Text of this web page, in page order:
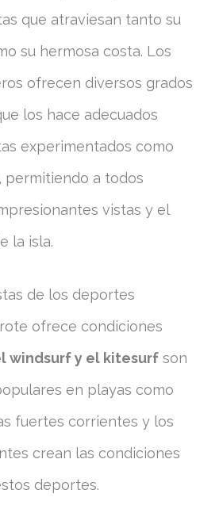
que atraviesan tanto su
su hermosa costa. Los
ofrecen diversos grados
los hace adecuados
experimentados como
permitiendo a todos
vistas y el
la isla.
de los deportes
ofrece condiciones
windsurf y el kitesurf son
en playas como
fuertes corrientes y los
crean las condiciones
deportes.